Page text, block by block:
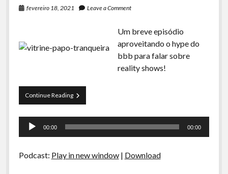
fevereiro 18, 2021 Leave a Comment
Um breve episódio
aproveitando o hype do
bbb para falar sobre
reality shows!
Continue ReadingPapo
Tranqueira
Reality
Tocador
00:00 00:00
Podcast: Play in new window| Download